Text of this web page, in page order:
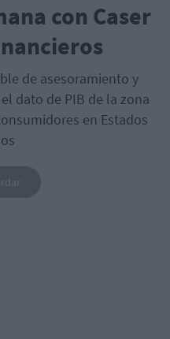
con Caser
de asesoramiento y
dato de PIB de la zona
en Estados